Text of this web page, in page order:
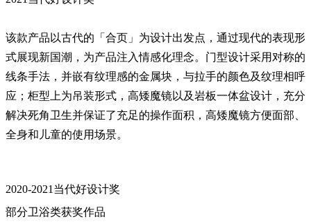
该款产品以古代的「合页」为设计出发点，通过现代的表现形
式展现新国潮，为产品注入情感化理念。门型设计采用对称的
线条手法，并嵌有纹理感的金属块，与拉手的颜色及纹理相呼
应；柜型上为吊装形式，高矮魔镜以及岩板一体盆设计，充分
解决死角卫生并保证了充足的操作面积，高矮魔镜方便面部、
全身和儿童的使用场景。
2020-2021当代好设计奖
部分卫浴类获奖作品